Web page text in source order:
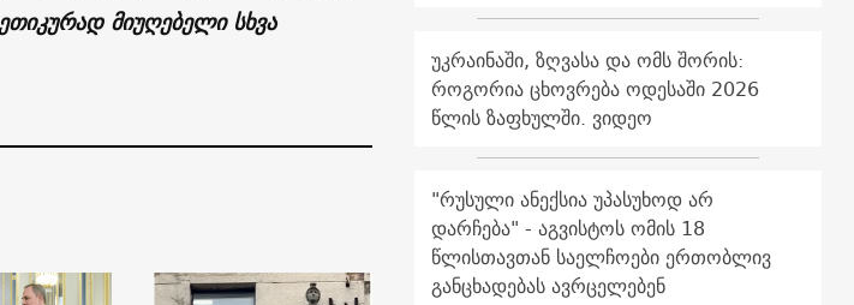
მიუღებელი სხვა
უკრაინაში, ზღვასა და ომს შორის:
როგორია ცხოვრება ოდესაში 2026
წლის ზაფხულში. ვიდეო
"რუსული ანექსია უპასუხოდ არ
დარჩება" - აგვისტოს ომის 18
წლისთავთან საელჩოები ერთობლივ
განცხადებას ავრცელებენ